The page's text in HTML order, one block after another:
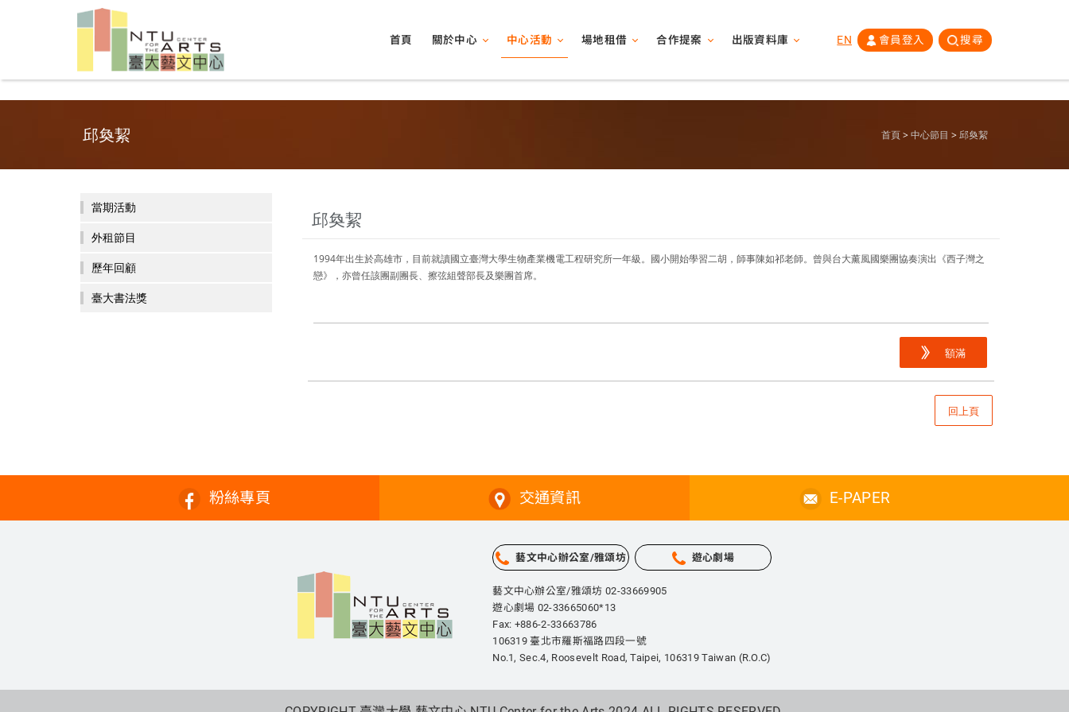
首頁 關於中心 中心活動 場地租借 合作提案 出版資料庫 EN 會員登入 搜尋
邱奐絜 首頁 中心節目 邱奐絜
當期活動
外租節目
歷年回顧
臺大書法獎
邱奐絜
1994年出生於高雄市，目前就讀國立臺灣大學生物產業機電工程研究所一年級。國小開始學習二胡，師事陳如祁老師。曾與台大薰風國樂團協奏演出《西子灣之
戀》，亦曾任該團副團長、擦弦組聲部長及樂團首席。
額滿
回上頁
粉絲專頁 交通資訊 E-PAPER
藝文中心辦公室/雅頌坊 遊心劇場
藝文中心辦公室/雅頌坊 02-33669905
遊心劇場 02-33665060*13
Fax: +886-2-33663786
106319 臺北市羅斯福路四段一號
No.1, Sec.4, Roosevelt Road, Taipei, 106319 Taiwan (R.O.C)